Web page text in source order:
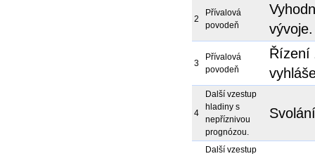
2
Přívalová
povodeň
3
Přívalová
povodeň
Řízení
4
Další vzestup
hladiny s
nepříznivou
prognózou.
Další vzestup